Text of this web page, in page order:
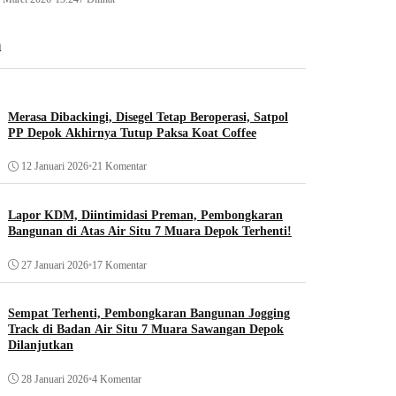
Merasa Dibackingi, Disegel Tetap Beroperasi, Satpol
PP Depok Akhirnya Tutup Paksa Koat Coffee
12 Januari 2026•21 Komentar
Lapor KDM, Diintimidasi Preman, Pembongkaran
Bangunan di Atas Air Situ 7 Muara Depok Terhenti!
27 Januari 2026•17 Komentar
Sempat Terhenti, Pembongkaran Bangunan Jogging
Track di Badan Air Situ 7 Muara Sawangan Depok
Dilanjutkan
28 Januari 2026•4 Komentar